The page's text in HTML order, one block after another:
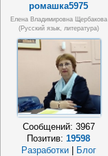
ромашка5975
Елена Владимировна Щербакова
(русский язык, литература)
Сообщений: 3967
Позитив:19598
Разработки
Блог